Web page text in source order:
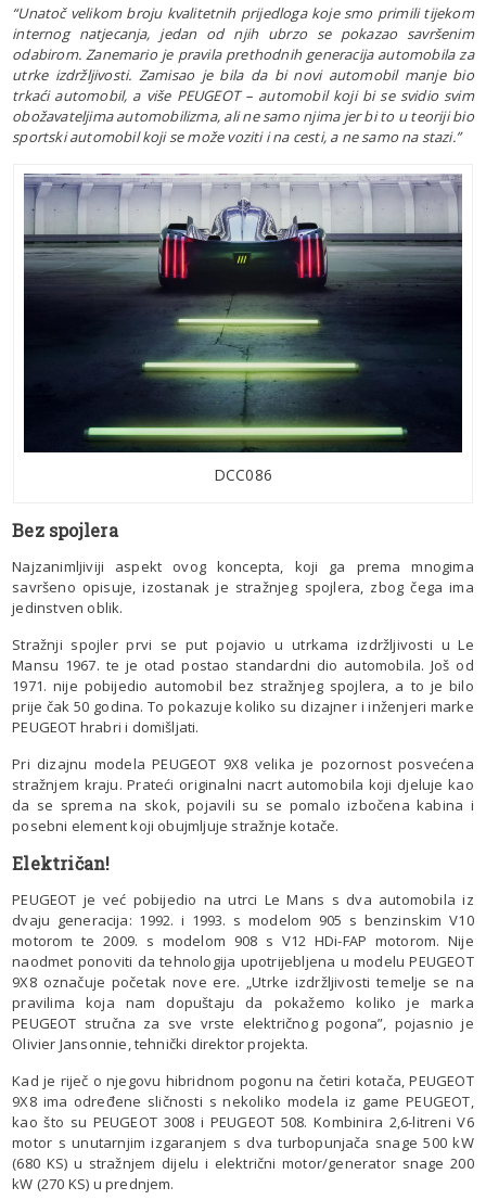
“Unatoč velikom broju kvalitetnih prijedloga koje smo primili tijekom
internog natjecanja, jedan od njih ubrzo se pokazao savršenim
odabirom. Zanemario je pravila prethodnih generacija automobila za
utrke izdržljivosti. Zamisao je bila da bi novi automobil manje bio
trkaći automobil, a više PEUGEOT – automobil koji bi se svidio svim
obožavateljima automobilizma, ali ne samo njima jer bi to u teoriji bio
sportski automobil koji se može voziti i na cesti, a ne samo na stazi.”
DCC086
Bez spojlera
Najzanimljiviji aspekt ovog koncepta, koji ga prema mnogima
savršeno opisuje, izostanak je stražnjeg spojlera, zbog čega ima
jedinstven oblik.
Stražnji spojler prvi se put pojavio u utrkama izdržljivosti u Le
Mansu 1967. te je otad postao standardni dio automobila. Još od
1971. nije pobijedio automobil bez stražnjeg spojlera, a to je bilo
prije čak 50 godina. To pokazuje koliko su dizajner i inženjeri marke
PEUGEOT hrabri i domišljati.
Pri dizajnu modela PEUGEOT 9X8 velika je pozornost posvećena
stražnjem kraju. Prateći originalni nacrt automobila koji djeluje kao
da se sprema na skok, pojavili su se pomalo izbočena kabina i
posebni element koji obujmljuje stražnje kotače.
Električan!
PEUGEOT je već pobijedio na utrci Le Mans s dva automobila iz
dvaju generacija: 1992. i 1993. s modelom 905 s benzinskim V10
motorom te 2009. s modelom 908 s V12 HDi-FAP motorom. Nije
naodmet ponoviti da tehnologija upotrijebljena u modelu PEUGEOT
9X8 označuje početak nove ere. „Utrke izdržljivosti temelje se na
pravilima koja nam dopuštaju da pokažemo koliko je marka
PEUGEOT stručna za sve vrste električnog pogona”, pojasnio je
Olivier Jansonnie, tehnički direktor projekta.
Kad je riječ o njegovu hibridnom pogonu na četiri kotača, PEUGEOT
9X8 ima određene sličnosti s nekoliko modela iz game PEUGEOT,
kao što su PEUGEOT 3008 i PEUGEOT 508. Kombinira 2,6-litreni V6
motor s unutarnjim izgaranjem s dva turbopunjača snage 500 kW
(680 KS) u stražnjem dijelu i električni motor/generator snage 200
kW (270 KS) u prednjem.